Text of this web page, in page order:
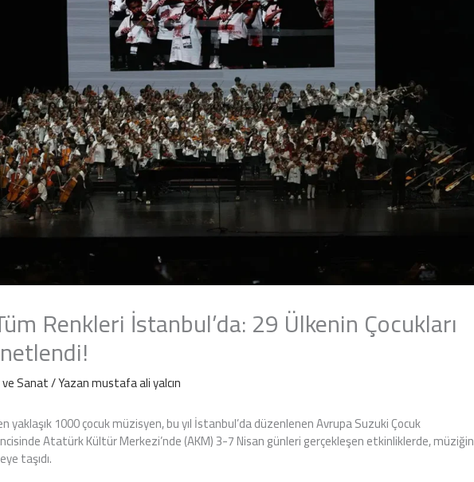
Renkleri İstanbul’da: 29 Ülkenin Çocukları
Sanat/ Yazanmustafa ali yalcın
yaklaşık 1000 çocuk müzisyen, bu yıl İstanbul’da düzenlenen Avrupa Suzuki Çocuk
Atatürk Kültür Merkezi’nde (AKM) 3-7 Nisan günleri gerçekleşen etkinliklerde, müziğin
taşıdı.